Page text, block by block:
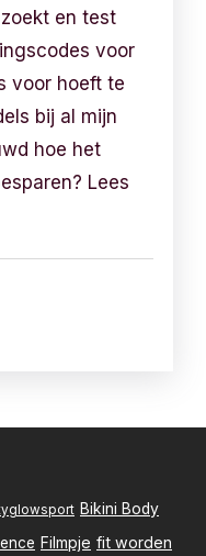
en test
voor
voor hoeft te
bij al mijn
hoe het
Lees
Bikini Body
Filmpje fit worden